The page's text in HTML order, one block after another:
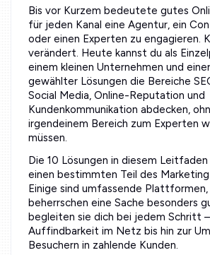
Bis vor Kurzem bedeutete gutes
für jeden Kanal eine Agentur, ein
oder einen Experten zu engagieren.
verändert. Heute kannst du als
einem kleinen Unternehmen und
gewählter Lösungen die Bereiche
Social Media, Online-Reputation und
Kundenkommunikation abdecken,
irgendeinem Bereich zum Experten
müssen.
Die 10 Lösungen in diesem
einen bestimmten Teil des
Einige sind umfassende Plattformen,
beherrschen eine Sache besonders
begleiten sie dich bei jedem Schritt
Auffindbarkeit im Netz bis hin zur
Besuchern in zahlende Kunden.